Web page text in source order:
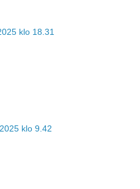
klo 18.31
klo 9.42